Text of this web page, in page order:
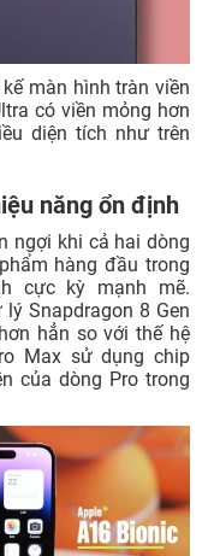
màn hình tràn viền
có viền mỏng hơn
diện tích như trên
năng ổn định
ngợi khi cả hai dòng
hàng đầu trong
cực kỳ mạnh mẽ.
Snapdragon 8 Gen
hẳn so với thế hệ
Max sử dụng chip
của dòng Pro trong